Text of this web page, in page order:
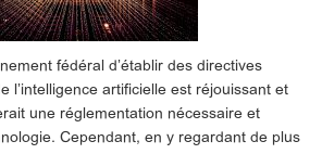
fédéral d’établir des directives
l’intelligence artificielle est réjouissant et
une réglementation nécessaire et
Cependant, en y regardant de plus